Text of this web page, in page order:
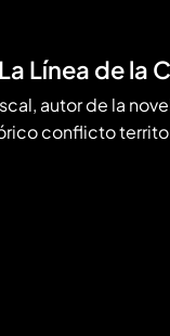
Línea de la
autor de la
conflicto